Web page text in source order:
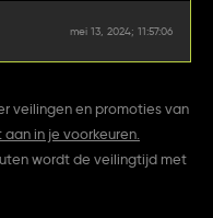
mei 13, 2024; 11:57:06
veilingen en promoties van
in je voorkeuren.
wordt de veilingtijd met